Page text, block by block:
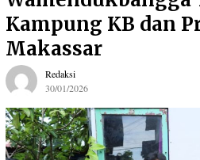
Kampung KB dan
Makassar
Redaksi
30/01/2026